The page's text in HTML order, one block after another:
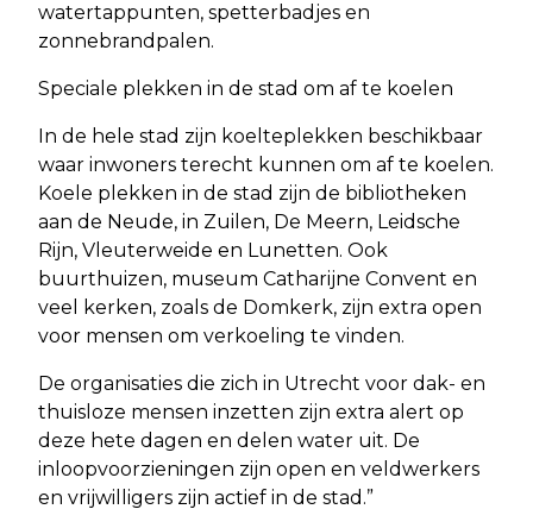
watertappunten, spetterbadjes en
zonnebrandpalen.
Speciale plekken in de stad om af te koelen
In de hele stad zijn koelteplekken beschikbaar
waar inwoners terecht kunnen om af te koelen.
Koele plekken in de stad zijn de bibliotheken
aan de Neude, in Zuilen, De Meern, Leidsche
Rijn, Vleuterweide en Lunetten. Ook
buurthuizen, museum Catharijne Convent en
veel kerken, zoals de Domkerk, zijn extra open
voor mensen om verkoeling te vinden.
De organisaties die zich in Utrecht voor dak- en
thuisloze mensen inzetten zijn extra alert op
deze hete dagen en delen water uit. De
inloopvoorzieningen zijn open en veldwerkers
en vrijwilligers zijn actief in de stad.”